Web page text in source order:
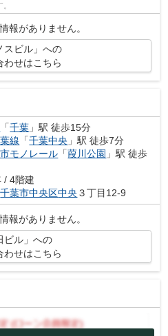
報がありません。
スビル」への
わせはこちら
「千葉 」駅 徒歩15分
線 「千葉中央 」駅 徒歩7分
モノレール 「葭川公園 」駅 徒歩
/ 4階建
千葉市中央区中央 ３丁目12-9
報がありません。
ビル」への
わせはこちら